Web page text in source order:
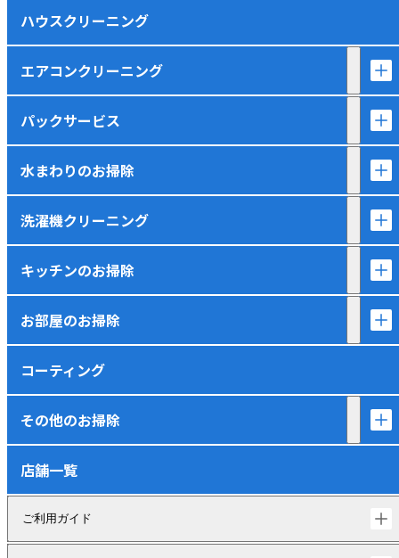
ハウスクリーニング
エアコンクリーニング
パックサービス
水まわりのお掃除
洗濯機クリーニング
キッチンのお掃除
お部屋のお掃除
コーティング
その他のお掃除
店舗一覧
ご利用ガイド